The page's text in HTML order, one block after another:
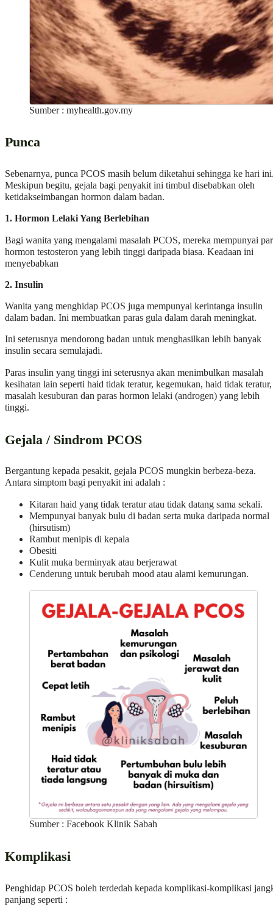
Sumber : myhealth.gov.my
Punca
Sebenarnya, punca PCOS masih belum diketahui sehingga ke hari
Meskipun begitu, gejala bagi penyakit ini timbul disebabkan oleh
ketidakseimbangan hormon dalam badan.
1. Hormon Lelaki Yang Berlebihan
Bagi wanita yang mengalami masalah PCOS, mereka mempunyai
hormon testosteron yang lebih tinggi daripada biasa. Keadaan ini
menyebabkan
2. Insulin
Wanita yang menghidap PCOS juga mempunyai kerintanga insulin
dalam badan. Ini membuatkan paras gula dalam darah meningkat.
Ini seterusnya mendorong badan untuk menghasilkan lebih banyak
insulin secara semulajadi.
Paras insulin yang tinggi ini seterusnya akan menimbulkan masalah
kesihatan lain seperti haid tidak teratur, kegemukan, haid tidak teratur,
masalah kesuburan dan paras hormon lelaki (androgen) yang lebih
tinggi.
Gejala / Sindrom PCOS
Bergantung kepada pesakit, gejala PCOS mungkin berbeza-beza.
Antara simptom bagi penyakit ini adalah :
Kitaran haid yang tidak teratur atau tidak datang sama sekali.
Mempunyai banyak bulu di badan serta muka daripada normal
(hirsutism)
Rambut menipis di kepala
Obesiti
Kulit muka berminyak atau berjerawat
Cenderung untuk berubah mood atau alami kemurungan.
Sumber : Facebook Klinik Sabah
Komplikasi
Penghidap PCOS boleh terdedah kepada komplikasi-komplikasi
panjang seperti :